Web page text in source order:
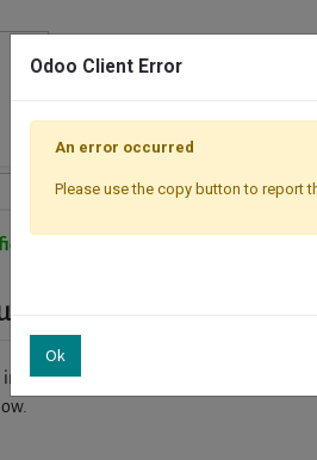
company details
in our database by name, VAT or
Odoo Client Error
An error occurred
Please use the copy button to report
Ok